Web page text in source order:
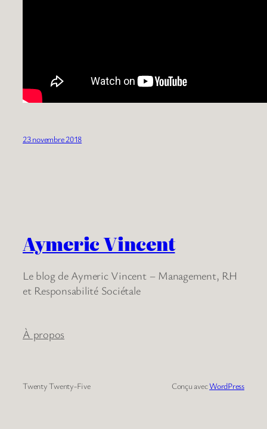
23 novembre 2018
Aymeric Vincent
Le blog de Aymeric Vincent – Management, RH
et Responsabilité Sociétale
À propos
Twenty Twenty-Five Conçu avecWordPress